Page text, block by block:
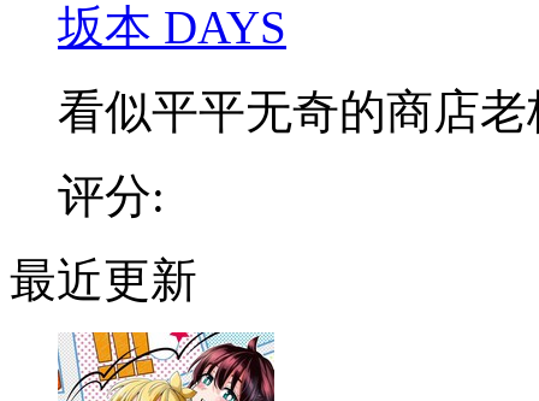
坂本 DAYS
看似平平无奇的商店老
评分:
最近更新